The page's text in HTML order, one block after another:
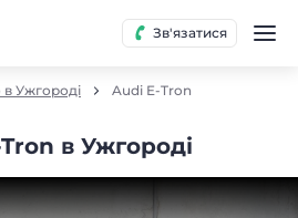
Зв'язатися
в Ужгороді Audi E-Tron
в Ужгороді